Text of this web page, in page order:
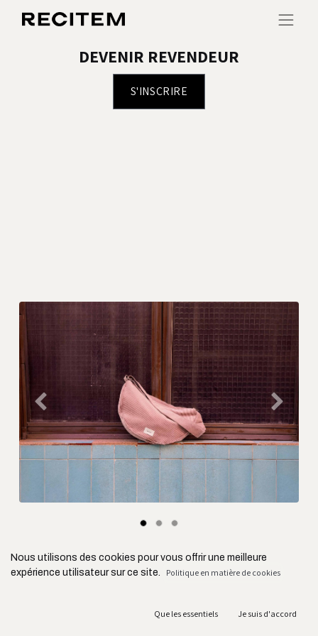
DEVENIR REVENDEUR
S'INSCRIR​​E​​​​​​
Précédent Suivant
Nous utilisons des cookies pour vous offrir une meilleure
expérience utilisateur sur ce site.
Politique en matière de cookies
Que les essentiels Je suis d'accord